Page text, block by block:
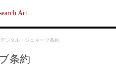
Art
デジタル・ジュネーブ条約
条約